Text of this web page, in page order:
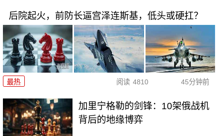
后院起火，前防长逼宫泽连斯基，低头或硬扛？
最热 阅读 4810 45分钟前
加里宁格勒的剑锋：10架俄战机
背后的地缘博弈